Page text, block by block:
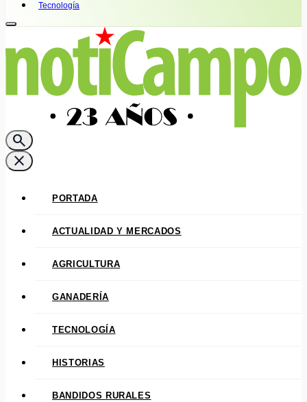
Tecnología
search
close
PORTADA
ACTUALIDAD Y MERCADOS
AGRICULTURA
GANADERÍA
TECNOLOGÍA
HISTORIAS
BANDIDOS RURALES